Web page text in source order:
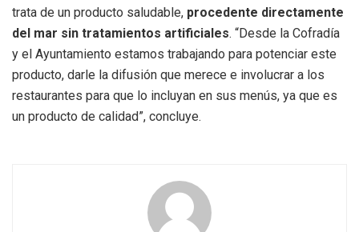
trata de un producto saludable, procedente directamente
del mar sin tratamientos artificiales. “Desde la Cofradía
y el Ayuntamiento estamos trabajando para potenciar este
producto, darle la difusión que merece e involucrar a los
restaurantes para que lo incluyan en sus menús, ya que es
un producto de calidad”, concluye.